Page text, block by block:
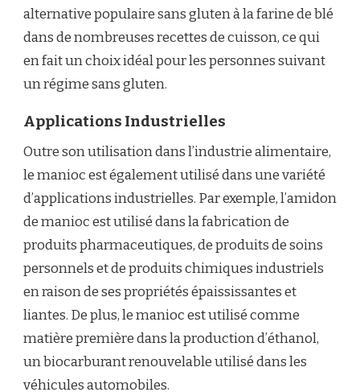
alternative populaire sans gluten à la farine de blé
dans de nombreuses recettes de cuisson, ce qui
en fait un choix idéal pour les personnes suivant
un régime sans gluten.
Applications Industrielles
Outre son utilisation dans l’industrie alimentaire,
le manioc est également utilisé dans une variété
d’applications industrielles. Par exemple, l’amidon
de manioc est utilisé dans la fabrication de
produits pharmaceutiques, de produits de soins
personnels et de produits chimiques industriels
en raison de ses propriétés épaississantes et
liantes. De plus, le manioc est utilisé comme
matière première dans la production d’éthanol,
un biocarburant renouvelable utilisé dans les
véhicules automobiles.